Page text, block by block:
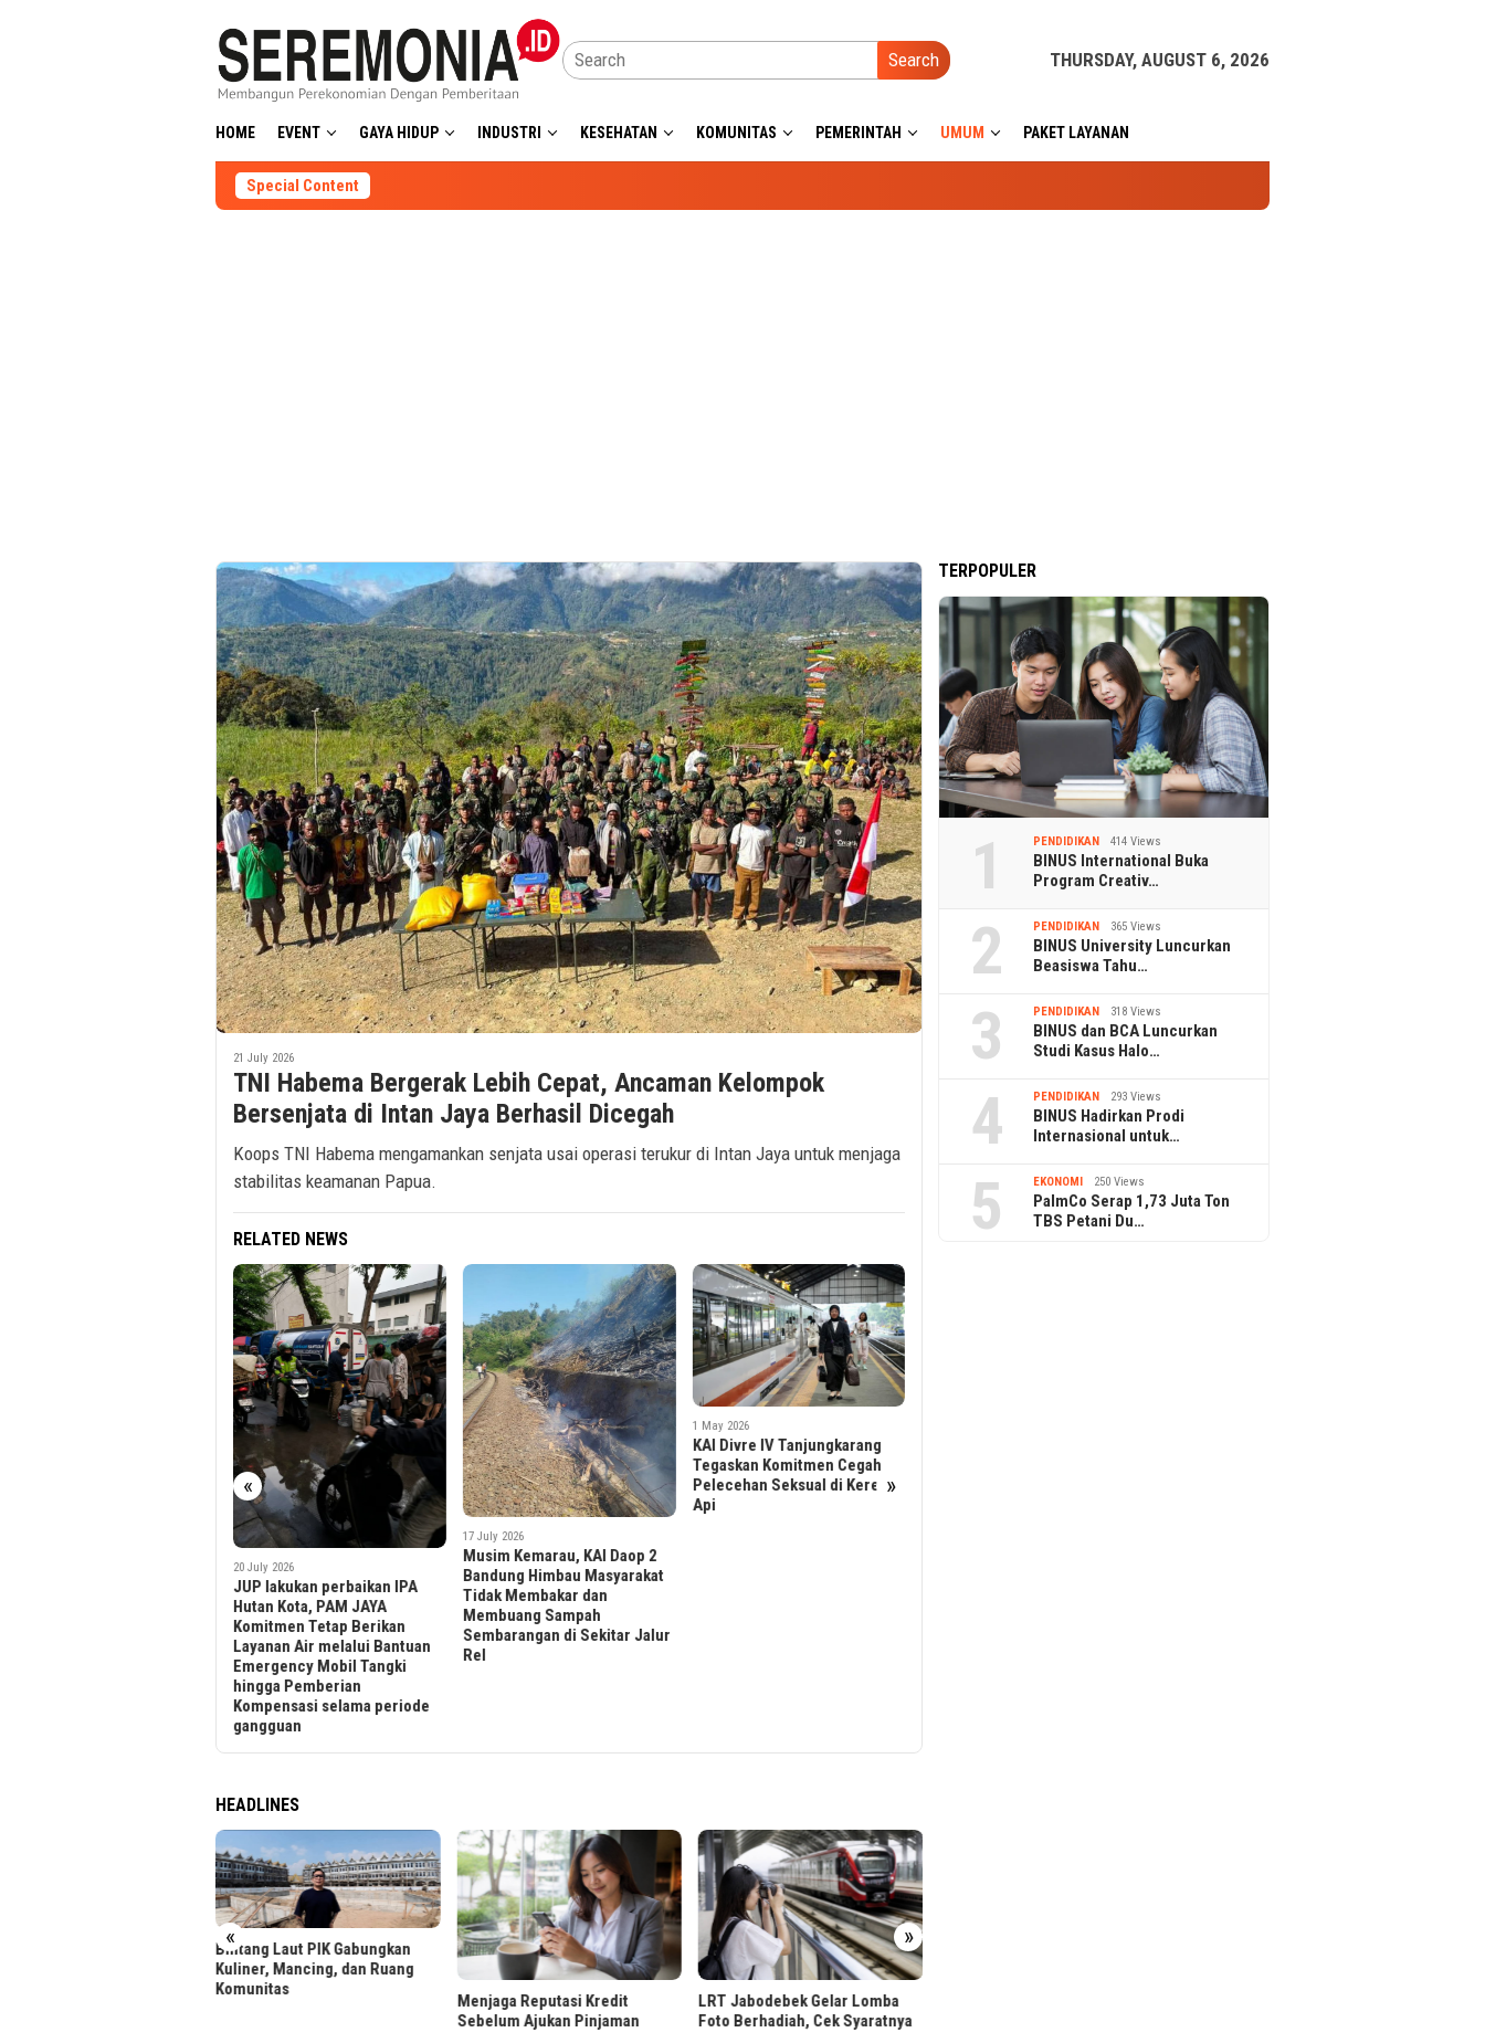
Search THURSDAY, AUGUST 6, 2026
HOME EVENT GAYA HIDUP INDUSTRI KESEHATAN KOMUNITAS PEMERINTAH UMUM PAKET LAYANAN
Special Content
21 July 2026
TNI Habema Bergerak Lebih Cepat, Ancaman Kelompok
Bersenjata di Intan Jaya Berhasil Dicegah
Koops TNI Habema mengamankan senjata usai operasi terukur di Intan Jaya untuk menjaga
stabilitas keamanan Papua.
RELATED NEWS
« »
17 July 2026
Bandung Himbau Masyarakat
Tidak Membakar dan
Membuang Sampah
Sembarangan di Sekitar Jalur
Rel
1 May 2026
KAI Divre IV Tanjungkarang
Tegaskan Komitmen Cegah
Pelecehan Seksual di Kereta
Api
30 April 2026
Seluruh Perjalanan KA dari
Daop 2 Bandung Kembali
Normal Pasca Insiden Bekasi
Timur
HEADLINES
« »
Menjaga Reputasi Kredit
LRT Jabodebek Gelar Lomba
Foto Berhadiah, Cek Syaratnya
Presiden Prabowo Tinjau
Hilirisasi Bioetanol PTPN I di
TERPOPULER
1 PENDIDIKAN 414 Views
BINUS International Buka
Program Creativ…
2 PENDIDIKAN 365 Views
BINUS University Luncurkan
Beasiswa Tahu…
3 PENDIDIKAN 318 Views
BINUS dan BCA Luncurkan
Studi Kasus Halo…
4 PENDIDIKAN 293 Views
BINUS Hadirkan Prodi
Internasional untuk…
5 EKONOMI 250 Views
PalmCo Serap 1,73 Juta Ton
TBS Petani Du…